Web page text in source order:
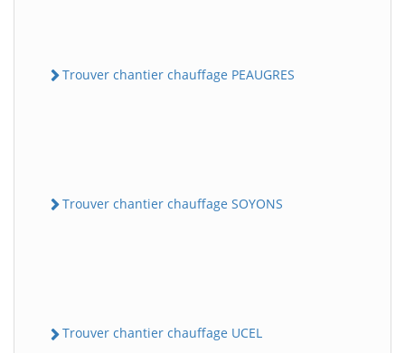
Trouver chantier chauffage PEAUGRES
Trouver chantier chauffage SOYONS
Trouver chantier chauffage UCEL